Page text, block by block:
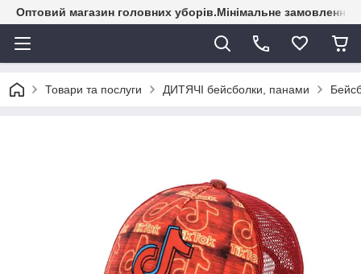
Оптовий магазин головних уборів.Мінімальне замовлення
Товари та послуги ДИТЯЧІ бейсболки, панами